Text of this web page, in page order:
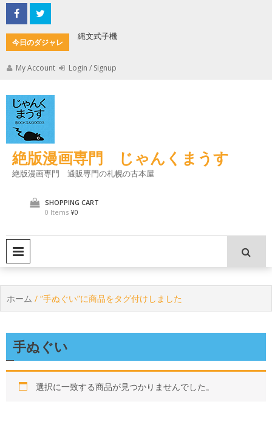
Skip
to
content
今日のダジャレ
縄文式子機
My Account Login / Signup
絶版漫画専門 じゃんくまうす
絶版漫画専門 通販専門の札幌の古本屋
SHOPPING CART
0 Items ¥0
ホーム / “手ぬぐい”に商品をタグ付けしました
手ぬぐい
選択に一致する商品が見つかりませんでした。